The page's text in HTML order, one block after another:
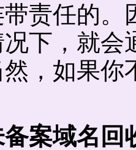
责任的。
下，就会
，如果你
案域名回